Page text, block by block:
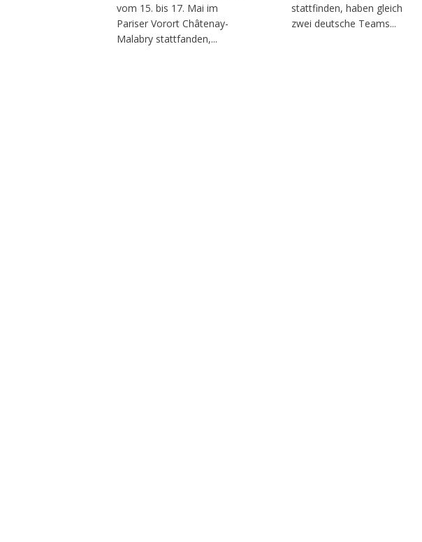
vom 15. bis 17. Mai im
Pariser Vorort Châtenay-
Malabry stattfanden,...
stattfinden, haben gleich
zwei deutsche Teams...